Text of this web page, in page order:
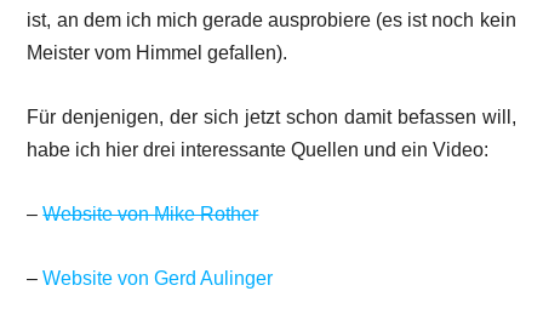
ist, an dem ich mich gerade ausprobiere (es ist noch kein
Meister vom Himmel gefallen).
Für denjenigen, der sich jetzt schon damit befassen will,
habe ich hier drei interessante Quellen und ein Video:
–Website von Mike Rother
–Website von Gerd Aulinger